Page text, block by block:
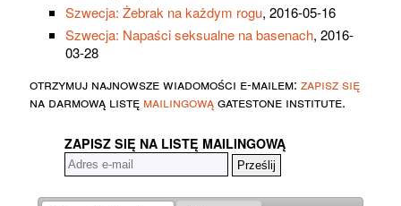
Szwecja: Żebrak na każdym rogu, 2016-05-16
Szwecja: Napaści seksualne na basenach, 2016-
03-28
otrzymuj najnowsze wiadomości e-mailem: zapisz się
na darmową listę mailingowągatestone institute.
ZAPISZ SIĘ NA LISTĘ MAILINGOWĄ